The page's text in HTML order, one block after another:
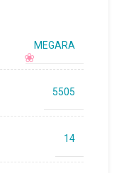
MEGARA
5505
14